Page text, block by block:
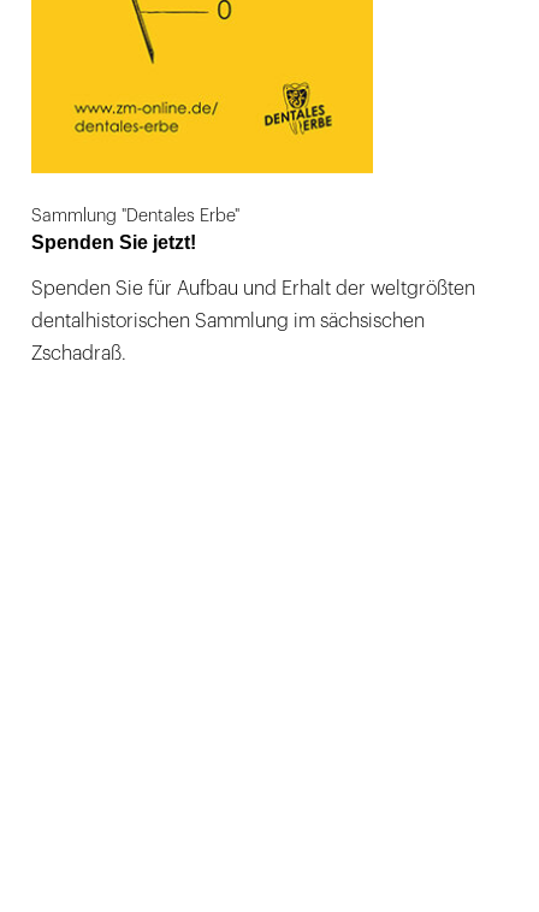
Sammlung "Dentales Erbe"
Spenden Sie jetzt!
Spenden Sie für Aufbau und Erhalt der weltgrößten
dentalhistorischen Sammlung im sächsischen
Zschadraß.